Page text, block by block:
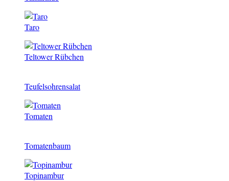
Taro
Teltower Rübchen
Teufelsohrensalat
Tomaten
Tomatenbaum
Topinambur